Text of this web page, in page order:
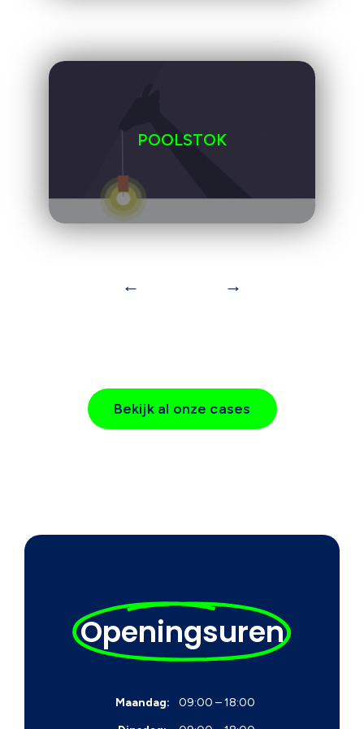
POOLSTOK
← →
Bekijk al onze cases
Openingsuren
Maandag:
09:00 – 18:00